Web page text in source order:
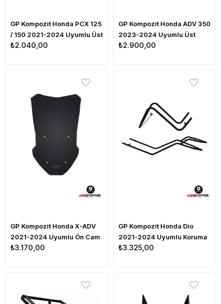
GP Kompozit Honda PCX 125
/ 150 2021-2024 Uyumlu Üst
Bacak Koruma Siyah
₺2.040,00
GP Kompozit Honda ADV 350
2023-2024 Uyumlu Üst
Bacak Koruma Siyah
₺2.900,00
GP Kompozit Honda X-ADV
2021-2024 Uyumlu Ön Cam
Füme 60cm
₺3.170,00
GP Kompozit Honda Dio
2021-2024 Uyumlu Koruma
Demiri Siyah
₺3.325,00